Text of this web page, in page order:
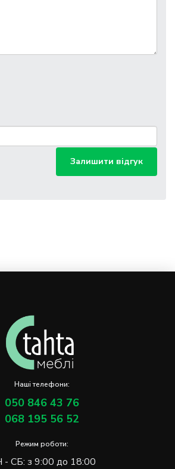
Залишити відгук
Наші телефони:
050 846 43 76
068 195 56 52
Режим роботи:
- СБ: з 9:00 до 18:00